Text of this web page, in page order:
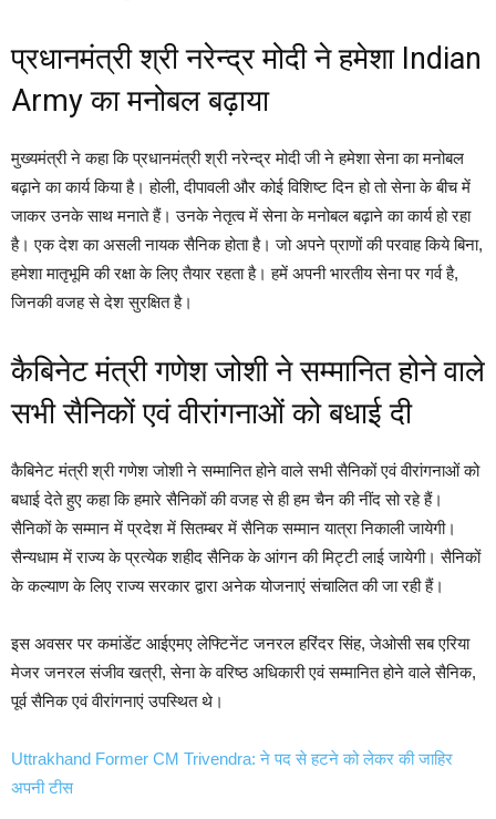
प्रधानमंत्री श्री नरेन्द्र मोदी ने हमेशा Indian
Army का मनोबल बढ़ाया
मुख्यमंत्री ने कहा कि प्रधानमंत्री श्री नरेन्द्र मोदी जी ने हमेशा सेना का मनोबल
बढ़ाने का कार्य किया है। होली, दीपावली और कोई विशिष्ट दिन हो तो सेना के बीच में
जाकर उनके साथ मनाते हैं। उनके नेतृत्व में सेना के मनोबल बढ़ाने का कार्य हो रहा
है। एक देश का असली नायक सैनिक होता है। जो अपने प्राणों की परवाह किये बिना,
हमेशा मातृभूमि की रक्षा के लिए तैयार रहता है। हमें अपनी भारतीय सेना पर गर्व है,
जिनकी वजह से देश सुरक्षित है।
कैबिनेट मंत्री गणेश जोशी ने सम्मानित होने वाले
सभी सैनिकों एवं वीरांगनाओं को बधाई दी
कैबिनेट मंत्री श्री गणेश जोशी ने सम्मानित होने वाले सभी सैनिकों एवं वीरांगनाओं को
बधाई देते हुए कहा कि हमारे सैनिकों की वजह से ही हम चैन की नींद सो रहे हैं।
सैनिकों के सम्मान में प्रदेश में सितम्बर में सैनिक सम्मान यात्रा निकाली जायेगी।
सैन्यधाम में राज्य के प्रत्येक शहीद सैनिक के आंगन की मिट्टी लाई जायेगी। सैनिकों
के कल्याण के लिए राज्य सरकार द्वारा अनेक योजनाएं संचालित की जा रही हैं।
इस अवसर पर कमांडेंट आईएमए लेफ्टिनेंट जनरल हरिंदर सिंह, जेओसी सब एरिया
मेजर जनरल संजीव खत्री, सेना के वरिष्ठ अधिकारी एवं सम्मानित होने वाले सैनिक,
पूर्व सैनिक एवं वीरांगनाएं उपस्थित थे।
Uttrakhand Former CM Trivendra: ने पद से हटने को लेकर की जाहिर
अपनी टीस